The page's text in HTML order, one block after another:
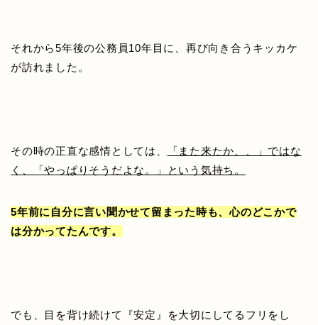
それから5年後の公務員10年目に、再び向き合うキッカケ
が訪れました。
その時の正直な感情としては、
「また来たか、、」ではな
く、「やっぱりそうだよな。」という気持ち。
5年前に自分に言い聞かせて留まった時も、心のどこかで
は分かってたんです。
でも、目を背け続けて『安定』を大切にしてるフリをし